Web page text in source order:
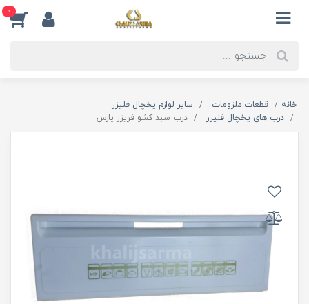
0
خانه قطعات.ملزومات
سایر لوازم یخچال فلیزر
درب های یخچال فلیزر
درب سبد کشو فریزر پارس